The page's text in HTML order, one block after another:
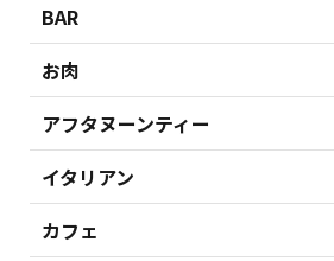
BAR
お肉
アフタヌーンティー
イタリアン
カフェ